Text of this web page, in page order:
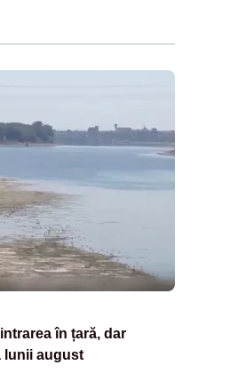
în țară, dar
lunii august